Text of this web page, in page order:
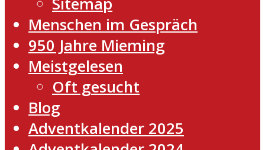
Menschen im Gespräch
950 Jahre Mieming
Meistgelesen
Oft gesucht
Blog
Adventkalender 2025